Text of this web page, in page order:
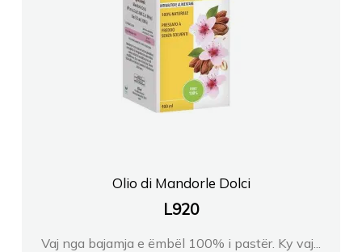
Olio di Mandorle Dolci
L920
Vaj nga bajamja e ëmbël 100% i pastër. Ky vaj...